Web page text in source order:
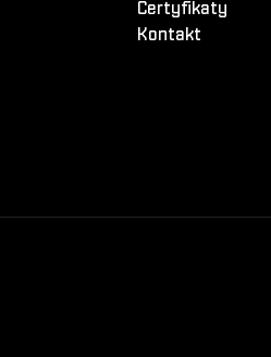
Certyfikaty
Kontakt